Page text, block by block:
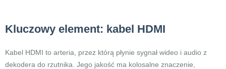
Kluczowy element: kabel HDMI
Kabel HDMI to arteria, przez którą płynie sygnał wideo i audio z
dekodera do rzutnika. Jego jakość ma kolosalne znaczenie,